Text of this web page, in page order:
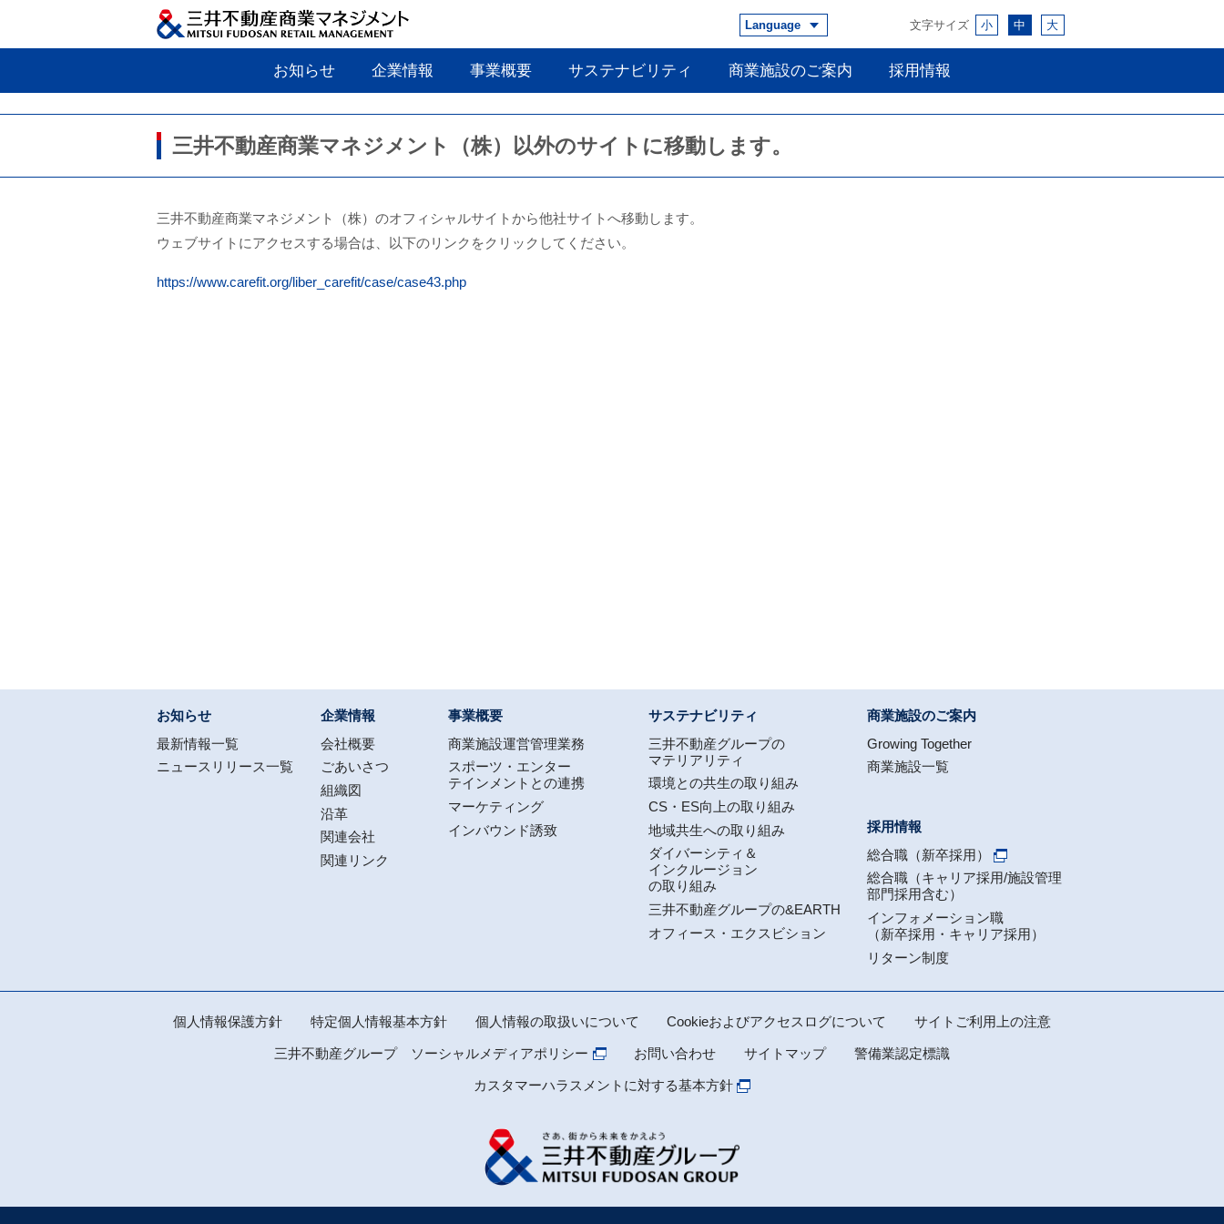
Language 文字サイズ 小 中 大
お知らせ 企業情報 事業概要 サステナビリティ 商業施設のご案内 採用情報
三井不動産商業マネジメント（株）以外のサイトに移動します。
三井不動産商業マネジメント（株）のオフィシャルサイトから他社サイトへ移動します。
ウェブサイトにアクセスする場合は、以下のリンクをクリックしてください。
https://www.carefit.org/liber_carefit/case/case43.php
お知らせ
最新情報一覧
ニュースリリース一覧
企業情報
会社概要
ごあいさつ
組織図
沿革
関連会社
関連リンク
事業概要
商業施設運営管理業務
スポーツ・エンター
テインメントとの連携
マーケティング
インバウンド誘致
サステナビリティ
三井不動産グループの
マテリアリティ
環境との共生の取り組み
CS・ES向上の取り組み
地域共生への取り組み
ダイバーシティ＆
インクルージョン
の取り組み
三井不動産グループの&EARTH
オフィース・エクスビション
商業施設のご案内
Growing Together
商業施設一覧
採用情報
総合職（新卒採用）
総合職（キャリア採用/施設管理
部門採用含む）
インフォメーション職
（新卒採用・キャリア採用）
リターン制度
個人情報保護方針 特定個人情報基本方針 個人情報の取扱いについて Cookieおよびアクセスログについて サイトご利用上の注意
三井不動産グループ ソーシャルメディアポリシー お問い合わせ サイトマップ 警備業認定標識
カスタマーハラスメントに対する基本方針